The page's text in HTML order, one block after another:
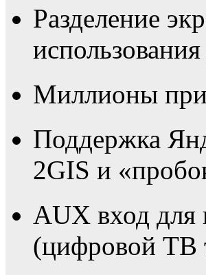
Разделение
Миллионы
Поддержка
2GIS и
AUX вход для
(цифровой ТВ